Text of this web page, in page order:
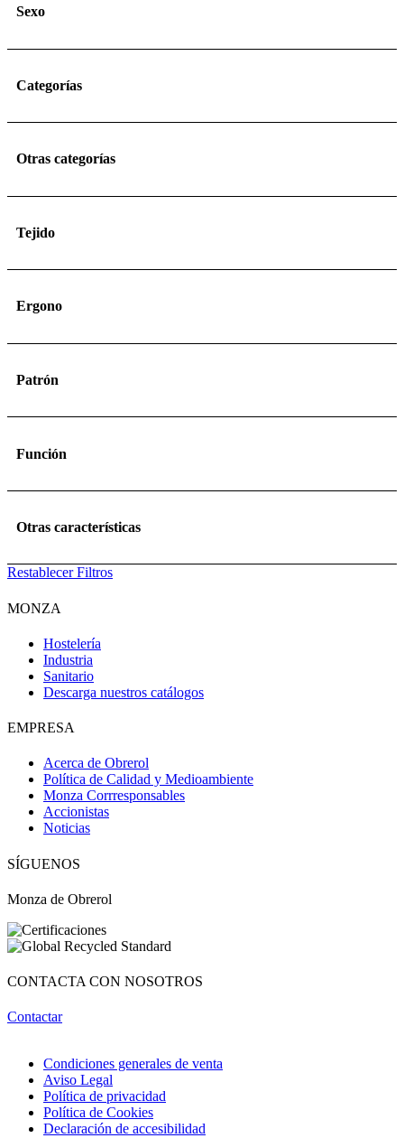
Sexo
Categorías
Otras categorías
Tejido
Ergono
Patrón
Función
Otras características
Restablecer Filtros
MONZA
Hostelería
Industria
Sanitario
Descarga nuestros catálogos
EMPRESA
Acerca de Obrerol
Política de Calidad y Medioambiente
Monza Corrresponsables
Accionistas
Noticias
SÍGUENOS
Monza de Obrerol
CONTACTA CON NOSOTROS
Contactar
Condiciones generales de venta
Aviso Legal
Política de privacidad
Política de Cookies
Declaración de accesibilidad
Obri
¡Hola! Soy OBRI, tu asistente virtual de Obrerol 🤖Estoy aquí para